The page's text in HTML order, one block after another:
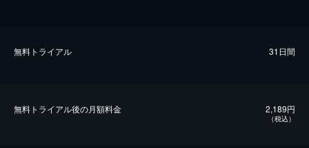
無料トライアル 31日間
無料トライアル後の⽉額料金 2,189円
（税込）